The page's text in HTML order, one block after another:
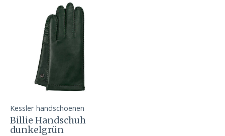
Kessler handschoenen
Billie Handschuh
dunkelgrün